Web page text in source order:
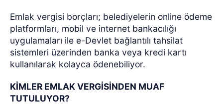
Emlak vergisi borçları; belediyelerin online ödeme
platformları, mobil ve internet bankacılığı
uygulamaları ile e-Devlet bağlantılı tahsilat
sistemleri üzerinden banka veya kredi kartı
kullanılarak kolayca ödenebiliyor.
KİMLER EMLAK VERGİSİNDEN MUAF
TUTULUYOR?